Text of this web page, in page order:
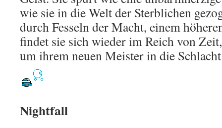
wie sie in die Welt der Sterblichen
durch Fesseln der Macht, einem
findet sie sich wieder im Reich von
um ihrem neuen Meister in die
Nightfall